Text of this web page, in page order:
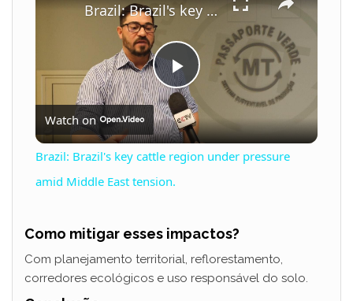
P
l
y
V
Brazil: Brazil's key cattle region under pressure amid Middle East tension.
Watch on
Brazil: Brazil's key cattle region under pressure
amid Middle East tension.
Como mitigar esses impactos?
Com planejamento territorial, reflorestamento,
corredores ecológicos e uso responsável do solo.